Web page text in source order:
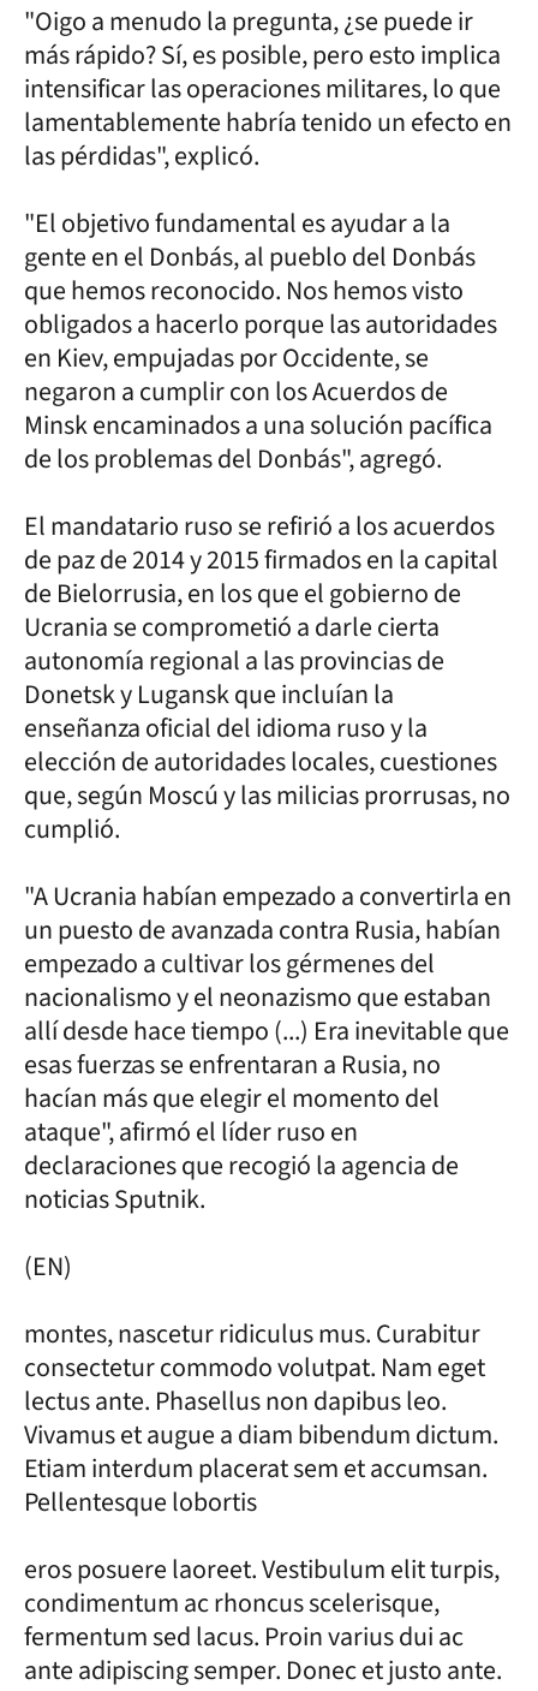
"Oigo a menudo la pregunta, ¿se puede ir
más rápido? Sí, es posible, pero esto implica
intensificar las operaciones militares, lo que
lamentablemente habría tenido un efecto en
las pérdidas", explicó.
"El objetivo fundamental es ayudar a la
gente en el Donbás, al pueblo del Donbás
que hemos reconocido. Nos hemos visto
obligados a hacerlo porque las autoridades
en Kiev, empujadas por Occidente, se
negaron a cumplir con los Acuerdos de
Minsk encaminados a una solución pacífica
de los problemas del Donbás", agregó.
El mandatario ruso se refirió a los acuerdos
de paz de 2014 y 2015 firmados en la capital
de Bielorrusia, en los que el gobierno de
Ucrania se comprometió a darle cierta
autonomía regional a las provincias de
Donetsk y Lugansk que incluían la
enseñanza oficial del idioma ruso y la
elección de autoridades locales, cuestiones
que, según Moscú y las milicias prorrusas, no
cumplió.
"A Ucrania habían empezado a convertirla en
un puesto de avanzada contra Rusia, habían
empezado a cultivar los gérmenes del
nacionalismo y el neonazismo que estaban
allí desde hace tiempo (...) Era inevitable que
esas fuerzas se enfrentaran a Rusia, no
hacían más que elegir el momento del
ataque", afirmó el líder ruso en
declaraciones que recogió la agencia de
noticias Sputnik.
(EN)
montes, nascetur ridiculus mus. Curabitur
consectetur commodo volutpat. Nam eget
lectus ante. Phasellus non dapibus leo.
Vivamus et augue a diam bibendum dictum.
Etiam interdum placerat sem et accumsan.
Pellentesque lobortis
eros posuere laoreet. Vestibulum elit turpis,
condimentum ac rhoncus scelerisque,
fermentum sed lacus. Proin varius dui ac
ante adipiscing semper. Donec et justo ante.